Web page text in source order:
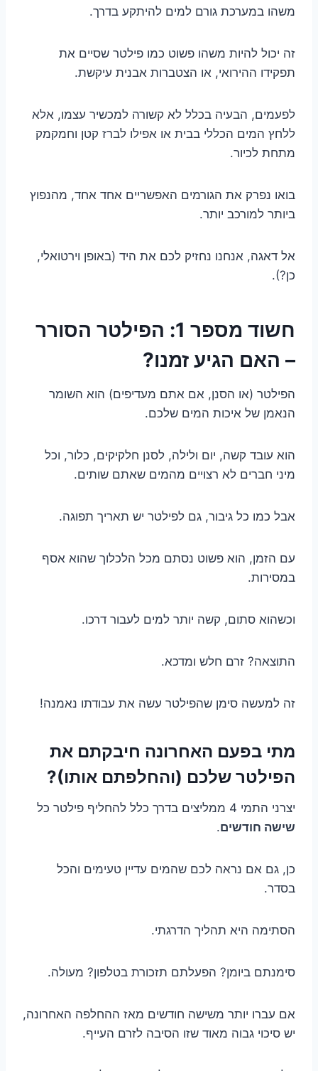
משהו במערכת גורם למים להיתקע בדרך.
זה יכול להיות משהו פשוט כמו פילטר שסיים את
תפקידו ההירואי, או הצטברות אבנית עיקשת.
לפעמים, הבעיה בכלל לא קשורה למכשיר עצמו, אלא
ללחץ המים הכללי בבית או אפילו לברז קטן וחמקמק
מתחת לכיור.
בואו נפרק את הגורמים האפשריים אחד אחד, מהנפוץ
ביותר למורכב יותר.
אל דאגה, אנחנו נחזיק לכם את היד (באופן וירטואלי,
כן?).
חשוד מספר 1: הפילטר הסורר
– האם הגיע זמנו?
הפילטר (או הסנן, אם אתם מעדיפים) הוא השומר
הנאמן של איכות המים שלכם.
הוא עובד קשה, יום ולילה, לסנן חלקיקים, כלור, וכל
מיני חברים לא רצויים מהמים שאתם שותים.
אבל כמו כל גיבור, גם לפילטר יש תאריך תפוגה.
עם הזמן, הוא פשוט נסתם מכל הלכלוך שהוא אסף
במסירות.
וכשהוא סתום, קשה יותר למים לעבור דרכו.
התוצאה? זרם חלש ומדכא.
זה למעשה סימן שהפילטר עשה את עבודתו נאמנה!
מתי בפעם האחרונה חיבקתם את
הפילטר שלכם (והחלפתם אותו)?
יצרני התמי 4 ממליצים בדרך כלל להחליף פילטר כל
שישה חודשים.
כן, גם אם נראה לכם שהמים עדיין טעימים והכל
בסדר.
הסתימה היא תהליך הדרגתי.
סימנתם ביומן? הפעלתם תזכורת בטלפון? מעולה.
אם עברו יותר משישה חודשים מאז ההחלפה האחרונה,
יש סיכוי גבוה מאוד שזו הסיבה לזרם העייף.